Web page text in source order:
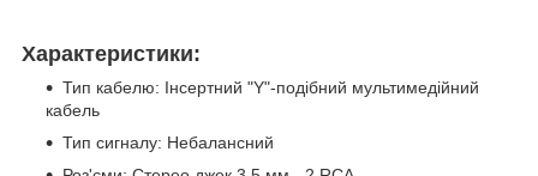
Характеристики:
Тип кабелю: Інсертний "Y"-подібний мультимедійний
кабель
Тип сигналу: Небалансний